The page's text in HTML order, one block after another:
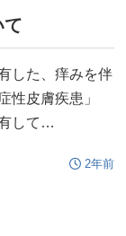
て
性皮膚疾患」
因」を有して…
2年前